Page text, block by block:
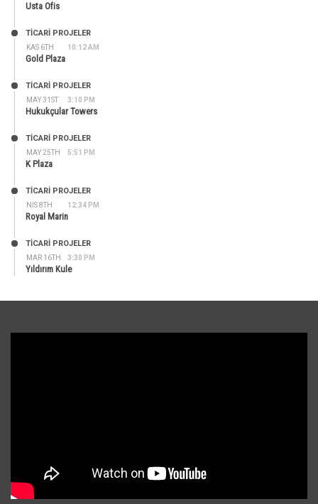
Usta Ofis
KAS 6TH 10:12 AM
TİCARİ PROJELER
Gold Plaza
MAY 31ST 3:10 PM
TİCARİ PROJELER
Hukukçular Towers
MAY 25TH 5:51 PM
TİCARİ PROJELER
K Plaza
NIS 8TH 12:34 PM
TİCARİ PROJELER
Royal Marin
MAR 16TH 3:30 PM
TİCARİ PROJELER
Yıldırım Kule